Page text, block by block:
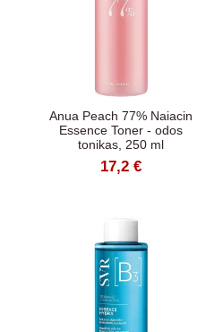
Anua Peach 77% Naiacin
Essence Toner - odos
tonikas, 250 ml
17,2 €